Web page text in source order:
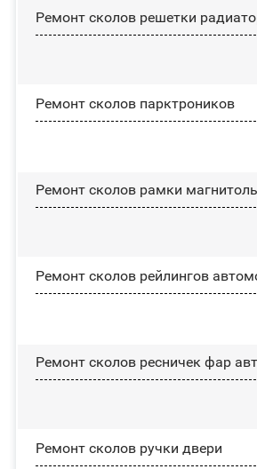
Ремонт сколов решетки
Ремонт сколов парктроников
Ремонт сколов рамки
Ремонт сколов рейлингов
Ремонт сколов ресничек фар
Ремонт сколов ручки двери